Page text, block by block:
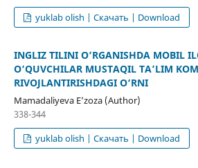
yuklab olish | Скачать | Download
INGLIZ TILINI O‘RGANISHDA MOBIL
O‘QUVCHILAR MUSTAQIL TA’LIM
RIVOJLANTIRISHDAGI O‘RNI
Mamadaliyeva Eʼzoza (Author)
338-344
yuklab olish | Скачать | Download